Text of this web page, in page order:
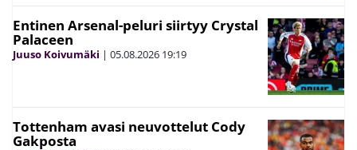
Entinen Arsenal-peluri siirtyy Crystal
Palaceen
Juuso Koivumäki | 05.08.2026 19:19
Tottenham avasi neuvottelut Cody
Gakposta